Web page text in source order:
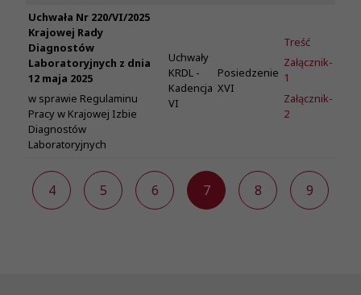
Uchwała Nr 220/VI/2025
Krajowej Rady
Diagnostów
Laboratoryjnych z dnia
12 maja 2025
w sprawie Regulaminu
Pracy w Krajowej Izbie
Diagnostów
Laboratoryjnych
Uchwały
KRDL -
Kadencja
VI
Posiedzenie
XVI
Treść
Załącznik-
1
Załącznik-
2
4 5 6 7 8 9